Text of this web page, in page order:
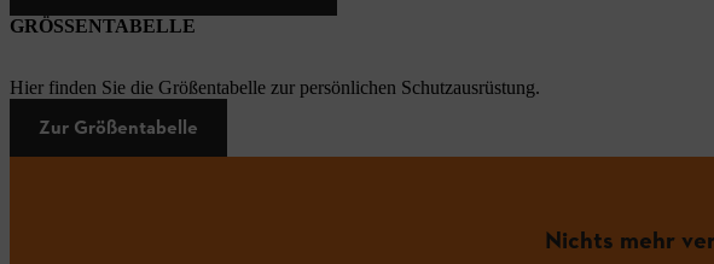
GRÖSSENTABELLE
Hier finden Sie die Größentabelle zur persönlichen Schutzausrüstung.
Zur Größentabelle
Nichts mehr